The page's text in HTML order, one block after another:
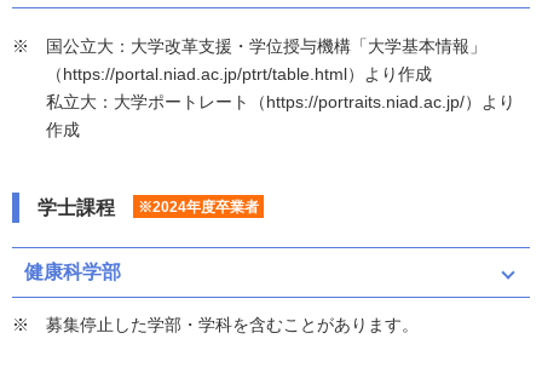
国公立大：大学改革支援・学位授与機構「大学基本情報」
（https://portal.niad.ac.jp/ptrt/table.html）より作成
私立大：大学ポートレート（https://portraits.niad.ac.jp/）より
作成
学士課程 ※2024年度卒業者
健康科学部
募集停止した学部・学科を含むことがあります。